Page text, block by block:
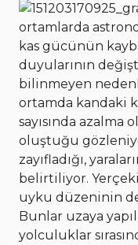
ortamlarda
kas gücünün
duyularının
bilinmeyen
ortamda kandaki
sayısında azalma
oluştuğu
zayıfladığı,
belirtiliyor.
uyku düzeninin
Bunlar uzaya
yolculuklar